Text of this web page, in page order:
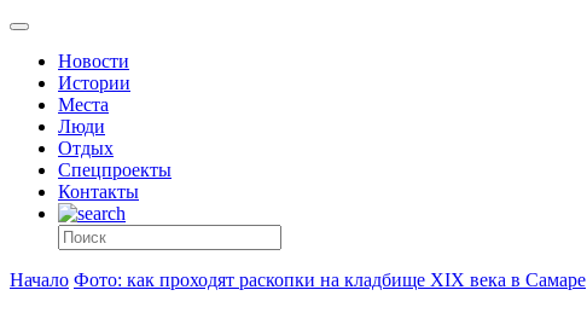
Новости
Истории
Места
Люди
Отдых
Спецпроекты
Контакты
Начало Фото: как проходят раскопки на кладбище XIX века в Самаре